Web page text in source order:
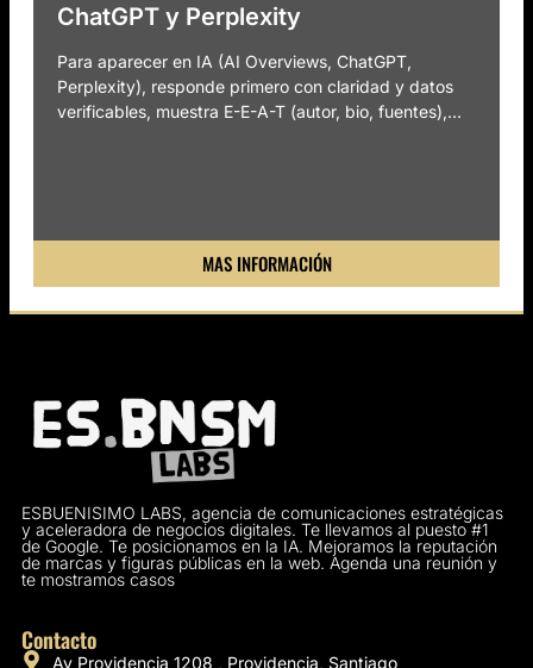
ChatGPT y Perplexity
Para aparecer en IA (AI Overviews, ChatGPT,
Perplexity), responde primero con claridad y datos
verificables, muestra E-E-A-T (autor, bio, fuentes),...
MAS INFORMACIÓN
ESBUENISIMO LABS, agencia de comunicaciones estratégicas
y aceleradora de negocios digitales. Te llevamos al puesto #1
de Google. Te posicionamos en la IA. Mejoramos la reputación
de marcas y figuras públicas en la web. Agenda una reunión y
te mostramos casos
Contacto
Av Providencia 1208 , Providencia, Santiago